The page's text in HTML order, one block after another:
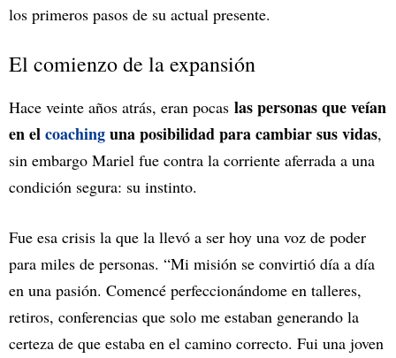
los primeros pasos de su actual presente.
El comienzo de la expansión
Hace veinte años atrás, eran pocas las personas que veían
en elcoachinguna posibilidad para cambiar sus vidas,
sin embargo Mariel fue contra la corriente aferrada a una
condición segura: su instinto.
Fue esa crisis la que la llevó a ser hoy una voz de poder
para miles de personas. “Mi misión se convirtió día a día
en una pasión. Comencé perfeccionándome en talleres,
retiros, conferencias que solo me estaban generando la
certeza de que estaba en el camino correcto. Fui una joven